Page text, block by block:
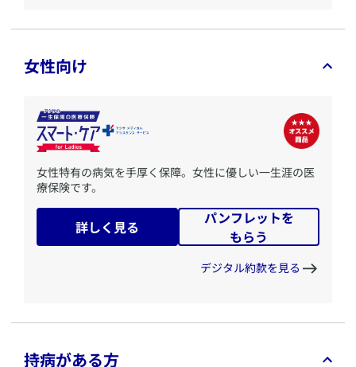
女性向け
​女性特有の病気を手厚く保障。女性に優しい一生涯の医
療保険です。
詳しく見る
パンフレットを
もらう
デジタル約款を見る
持病がある方